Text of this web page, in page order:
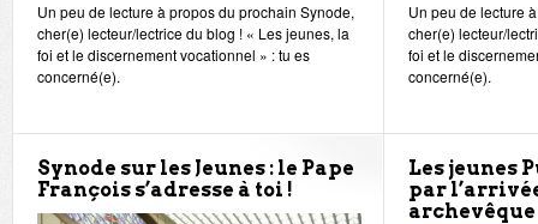
Un peu de lecture à propos du prochain Synode,
cher(e) lecteur/lectrice du blog ! « Les jeunes, la
foi et le discernement vocationnel » : tu es
concerné(e).
Un peu de lecture
cher(e) lecteur/
foi et le
concerné(e).
Synode sur les Jeunes : le Pape
François s’adresse à toi !
Les jeunes
par
archevêque